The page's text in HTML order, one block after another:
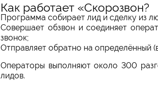
Как работает «Скорозвон?
Программа собирает лид и сделку из
Совершает обзвон и соединяет
звонок;
Отправляет обратно на определённый
Операторы выполняют около 300
лидов.